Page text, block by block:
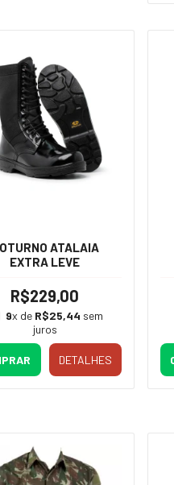
ATALAIA
EXTRA LEVE
R$229,00
9x de R$25,44 sem
juros
DETALHES